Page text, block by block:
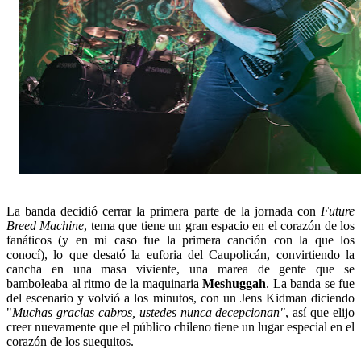
La banda decidió cerrar la primera parte de la jornada con Future
Breed Machine, tema que tiene un gran espacio en el corazón de los
fanáticos (y en mi caso fue la primera canción con la que los
conocí), lo que desató la euforia del Caupolicán, convirtiendo la
cancha en una masa viviente, una marea de gente que se
bamboleaba al ritmo de la maquinaria Meshuggah. La banda se fue
del escenario y volvió a los minutos, con un Jens Kidman diciendo
"Muchas gracias cabros, ustedes nunca decepcionan", así que elijo
creer nuevamente que el público chileno tiene un lugar especial en el
corazón de los suequitos.